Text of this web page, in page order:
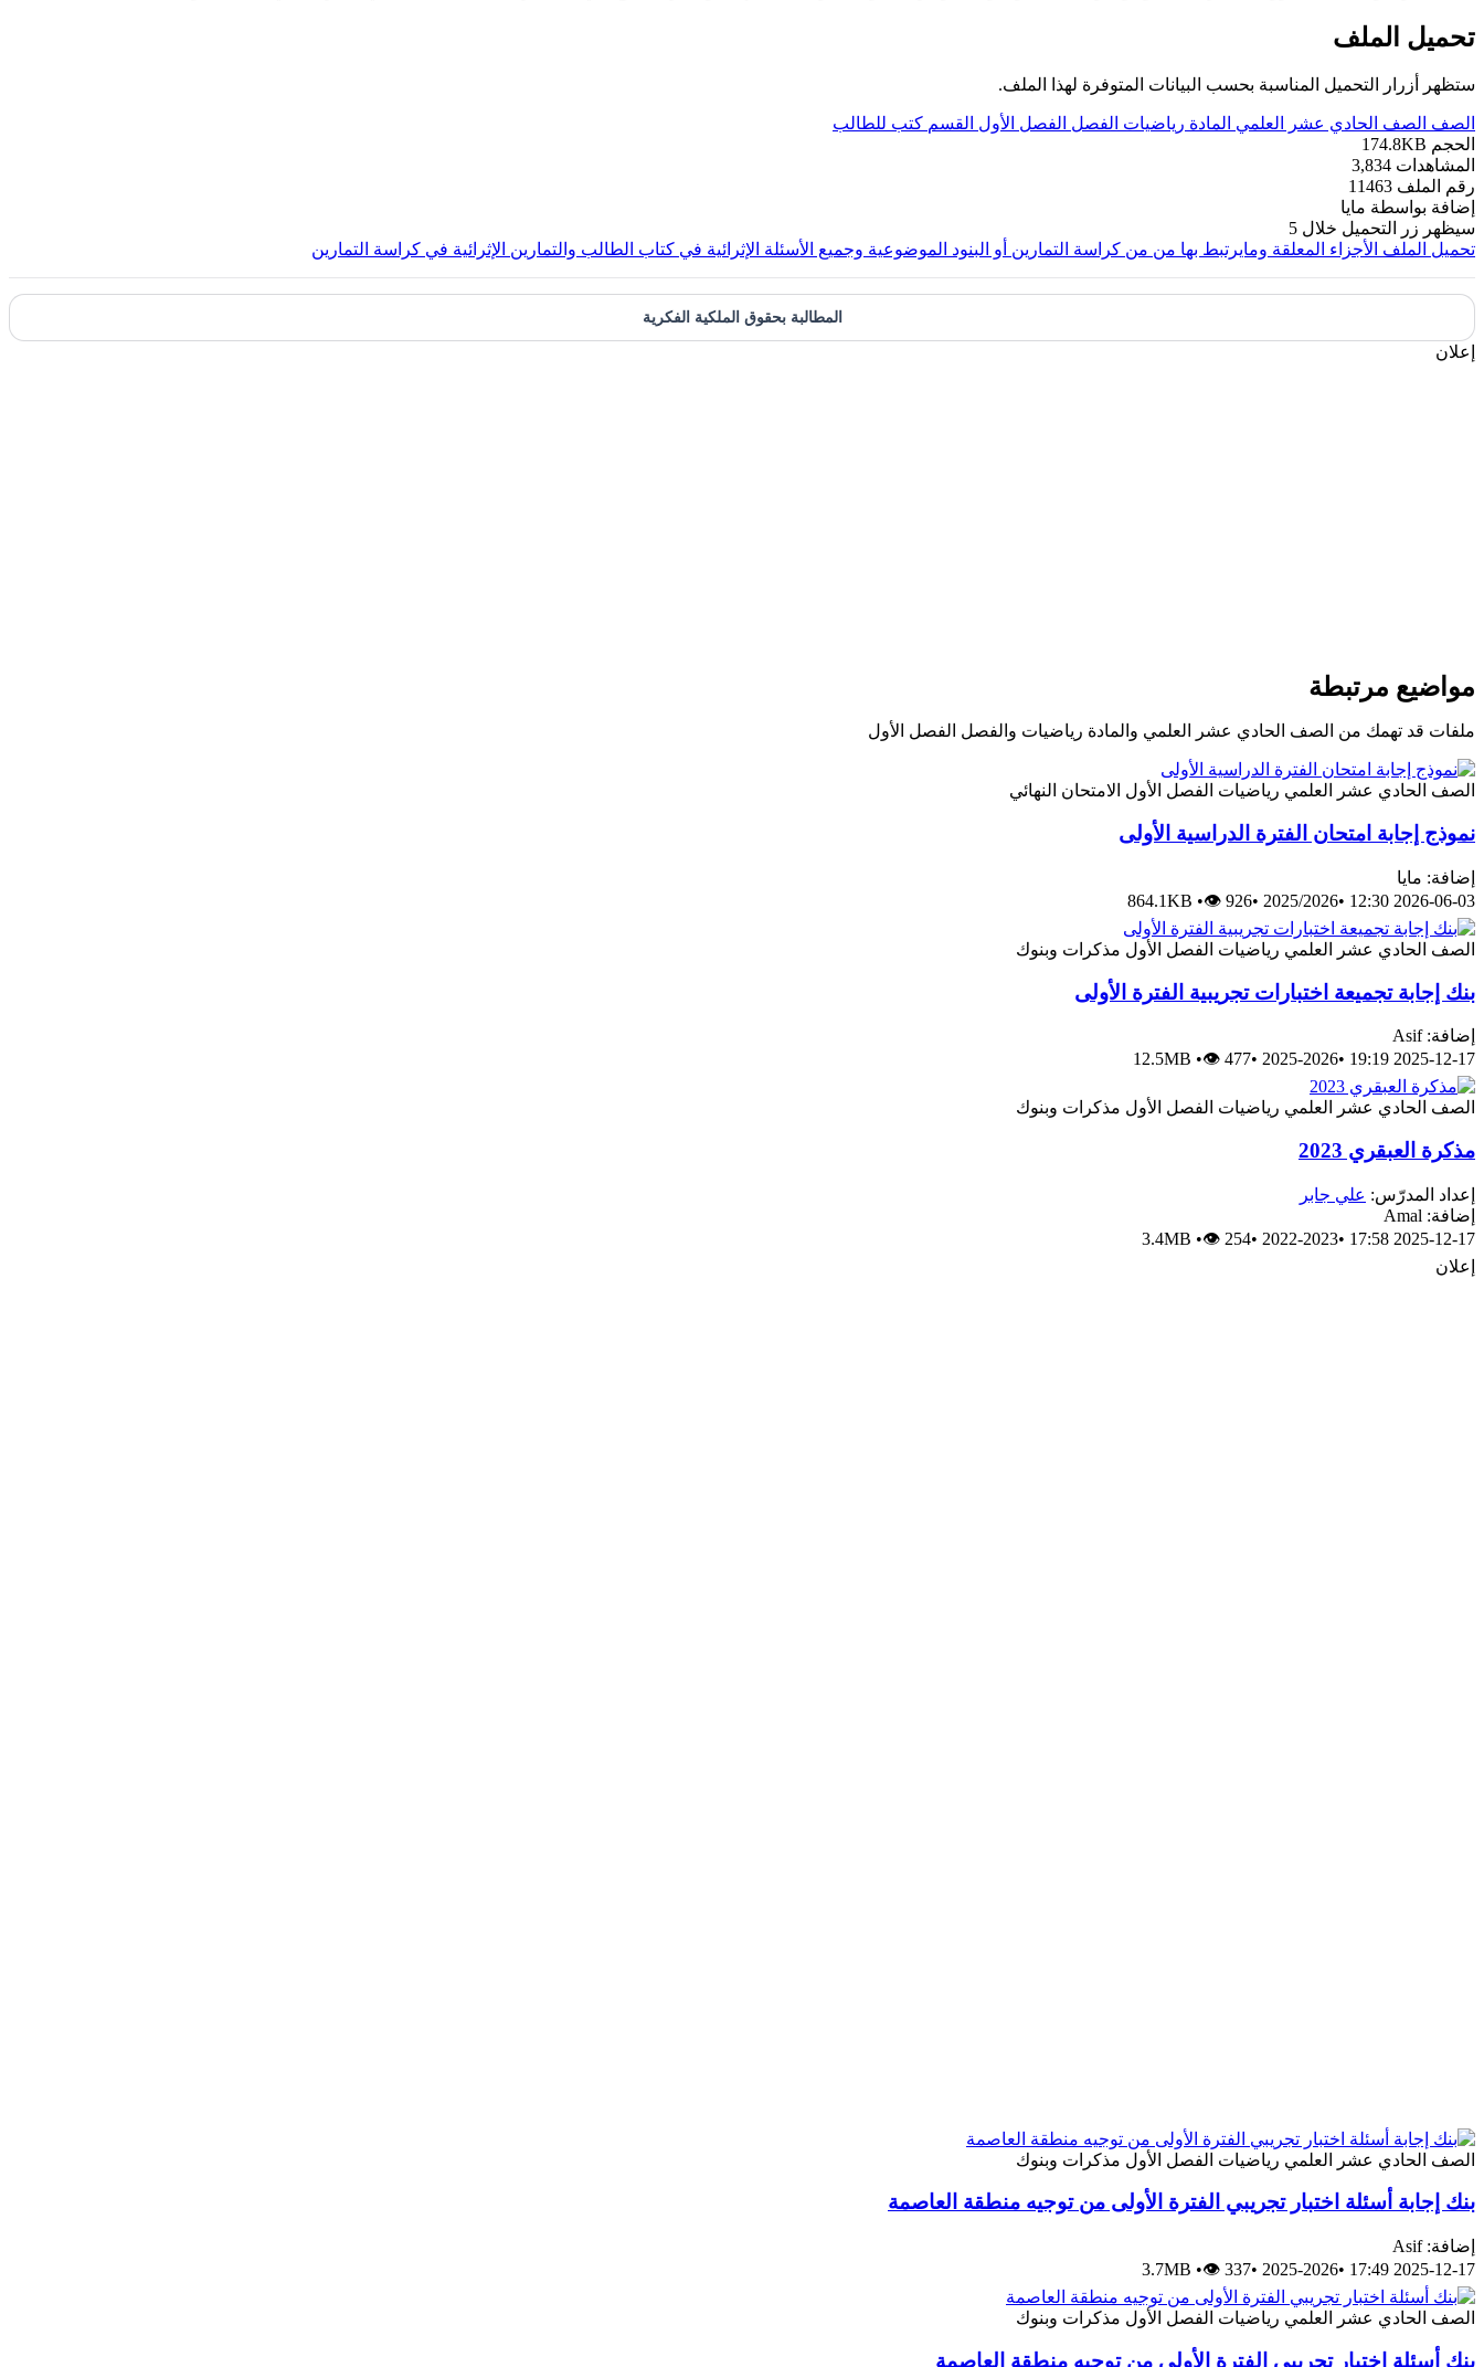
تحميل الملف
ستظهر أزرار التحميل المناسبة بحسب البيانات المتوفرة لهذا الملف.
الصف الصف الحادي عشر العلمي المادة رياضيات الفصل الفصل الأول القسم كتب للطالب
الحجم 174.8KB
المشاهدات 3,834
رقم الملف 11463
إضافة بواسطة مايا
سيظهر زر التحميل خلال 5
تحميل الملف الأجزاء المعلقة ومايرتبط بها من من كراسة التمارين أو البنود الموضوعية وجميع الأسئلة الإثرائية في كتاب الطالب والتمارين الإثرائية في كراسة التمارين
المطالبة بحقوق الملكية الفكرية
إعلان
مواضيع مرتبطة
ملفات قد تهمك من الصف الحادي عشر العلمي والمادة رياضيات والفصل الفصل الأول
الصف الحادي عشر العلمي رياضيات الفصل الأول الامتحان النهائي
نموذج إجابة امتحان الفترة الدراسية الأولى
إضافة: مايا
2026-06-03 12:30
•
2025/2026
•
864.1KB •👁 926
الصف الحادي عشر العلمي رياضيات الفصل الأول مذكرات وبنوك
بنك إجابة تجميعة اختبارات تجريبية الفترة الأولى
إضافة: Asif
2025-12-17 19:19
•
2025-2026
•
12.5MB •👁 477
الصف الحادي عشر العلمي رياضيات الفصل الأول مذكرات وبنوك
مذكرة العبقري 2023
إعداد المدرّس: علي جابر
إضافة: Amal
2025-12-17 17:58
•
2022-2023
•
3.4MB •👁 254
إعلان
الصف الحادي عشر العلمي رياضيات الفصل الأول مذكرات وبنوك
بنك إجابة أسئلة اختبار تجريبي الفترة الأولى من توجيه منطقة العاصمة
إضافة: Asif
2025-12-17 17:49
•
2025-2026
•
3.7MB •👁 337
الصف الحادي عشر العلمي رياضيات الفصل الأول مذكرات وبنوك
بنك أسئلة اختبار تجريبي الفترة الأولى من توجيه منطقة العاصمة